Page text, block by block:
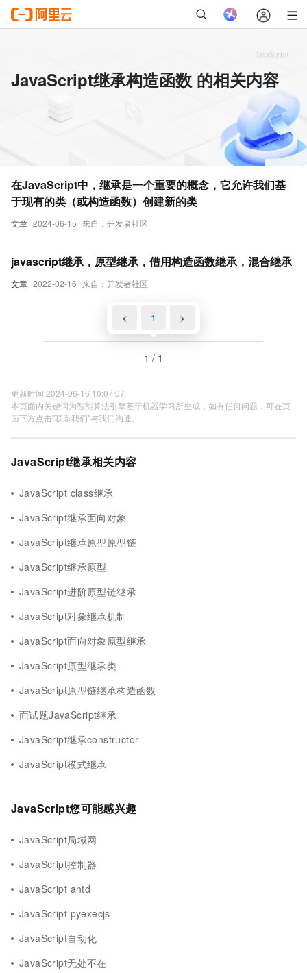
JavaScript继承构造函数 的相关内容
文章 2024-06-15 来自：开发者社区
在JavaScript中，继承是一个重要的概念，它允许我们基
于现有的类（或构造函数）创建新的类
文章 2022-02-16 来自：开发者社区
javascript继承，原型继承，借用构造函数继承，混合继承
< 1 >
1 / 1
更新时间 2024-06-16 10:07:07
本页面内关键词为智能算法引擎基于机器学习所生成，如有任何问题，可在页
面下方点击"联系我们"与我们沟通。
JavaScript继承相关内容
JavaScript class继承
JavaScript继承面向对象
JavaScript继承原型原型链
JavaScript继承原型
JavaScript进阶原型链继承
JavaScript对象继承机制
JavaScript面向对象原型继承
JavaScript原型继承类
JavaScript原型链继承构造函数
面试题JavaScript继承
JavaScript继承constructor
JavaScript模式继承
JavaScript您可能感兴趣
JavaScript局域网
JavaScript控制器
JavaScript antd
JavaScript pyexecjs
JavaScript自动化
JavaScript无处不在